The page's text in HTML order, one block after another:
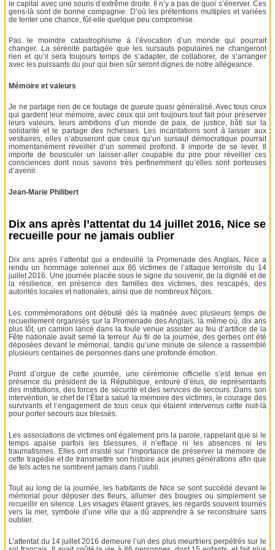
le capital avec une souris d’extrême droite. Il n’y a pas de quoi s’énerver. Ces
gens-là sont de bonne compagnie. D’où les prétentions multiples et variées
de tenter une chance, fût-elle quelque peu compromise.
Pas le moindre catastrophisme à l’évocation d’un monde qui pourrait
changer. La sérénité partagée que les sursauts populaires ne changeront
rien et qu’il sera toujours temps de s’adapter, de collaborer, de s’arranger
avec les puissants du jour qui bien sûr seront dignes de notre allégeance.
Mémoire et valeurs
Je ne partage rien de ce foutage de gueule quasi généralisé. Avec tous ceux
qui gardent leur mémoire, avec ceux qui ont toujours tout fait pour préserver
leurs valeurs, leurs ambitions d’un monde de paix, de justice, bâti sur la
solidarité et le partage des richesses. Les incantations sont à laisser aux
vestiaires, elles n’abuseront que ceux qu’un sursaut démocratique pourrait
momentanément réveiller d’un sommeil profond. Il importe de se lever. Il
importe de bousculer un laisser-aller coupable du pire pour réveiller ces
consciences dont nous savons très pertinemment qu’elles sont porteuses
d’avenir.
Jean-Marie Philibert
Dix ans après l’attentat du 14 juillet 2016, Nice se
recueille pour ne jamais oublier
Dix ans après l’attentat qui a endeuillé la Promenade des Anglais, Nice a
rendu un hommage solennel aux 86 victimes de l’attaque terroriste du 14
juillet 2016. Une journée placée sous le signe du souvenir, de la dignité et de
la résilience, en présence des familles des victimes, des rescapés, des
autorités locales et nationales, ainsi que de nombreux Niçois.
Les commémorations ont débuté dès la matinée avec plusieurs temps de
recueillement organisés sur la Promenade des Anglais, là même où, dix ans
plus tôt, un camion lancé dans la foule venue assister au feu d’artifice de la
Fête nationale avait semé la terreur. Au fil de la journée, des gerbes ont été
déposées devant le mémorial, tandis qu’une minute de silence a rassemblé
plusieurs centaines de personnes dans une profonde émotion.
Point d’orgue de cette journée, une cérémonie officielle s’est tenue en
présence du président de la République, entouré d’élus, de représentants
des institutions, des forces de sécurité et des services de secours. Dans son
intervention, le chef de l’État a salué la mémoire des victimes, le courage des
survivants et l’engagement de tous ceux qui étaient intervenus cette nuit-là
pour porter secours aux blessés.
Les associations de victimes ont également pris la parole, rappelant que si le
temps apaise parfois les blessures, il n’efface ni les absences ni les
traumatismes. Elles ont insisté sur l’importance de préserver la mémoire de
cette tragédie et de transmettre son histoire aux jeunes générations afin que
de tels actes ne sombrent jamais dans l’oubli.
Tout au long de la journée, les habitants de Nice se sont succédé devant le
mémorial pour déposer des fleurs, allumer des bougies ou simplement se
recueillir en silence. Les visages étaient graves, les regards souvent tournés
vers la mer, symbole d’une ville qui a dû apprendre à se reconstruire sans
oublier.
L’attentat du 14 juillet 2016 demeure l’un des plus meurtriers perpétrés sur le